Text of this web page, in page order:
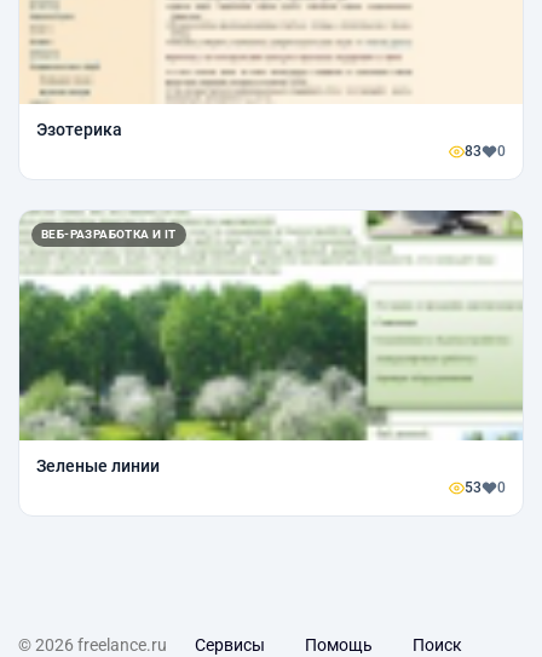
Эзотерика
83 0
ВЕБ-РАЗРАБОТКА И IT
Зеленые линии
53 0
© 2026 freelance.ru Сервисы Помощь Поиск